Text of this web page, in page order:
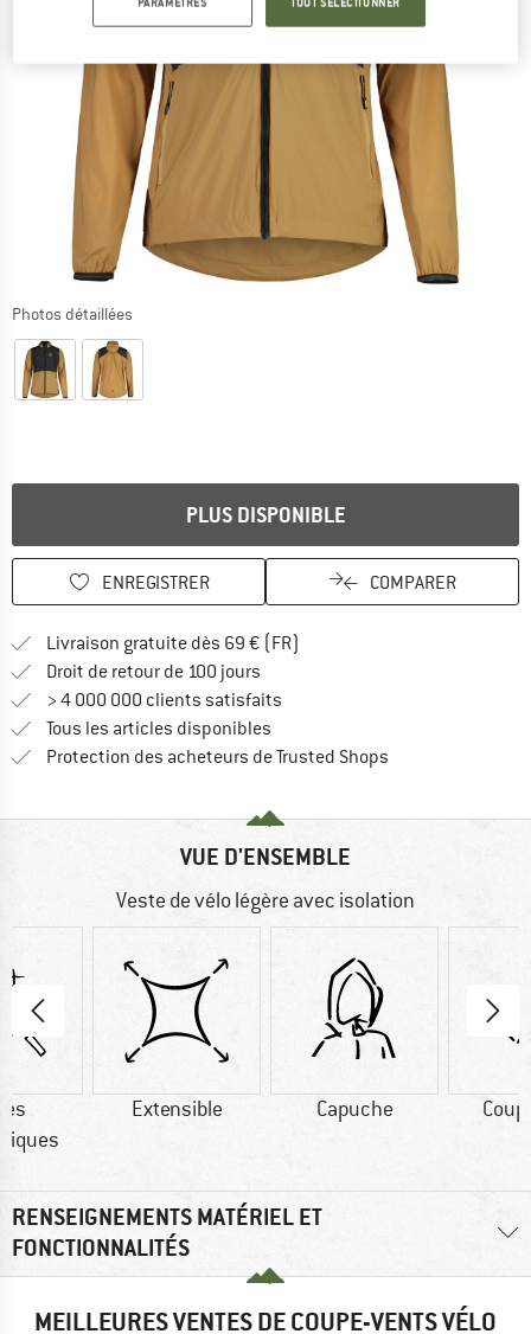
Photos détaillées
PLUS DISPONIBLE
ENREGISTRER COMPARER
Livraison gratuite dès 69 € (FR)
Droit de retour de 100 jours
> 4 000 000 clients satisfaits
Tous les articles disponibles
Protection des acheteurs de Trusted Shops
VUE D'ENSEMBLE
Veste de vélo légère avec isolation
Extensible Capuche
RENSEIGNEMENTS MATÉRIEL ET
FONCTIONNALITÉS
MEILLEURES VENTES DE COUPE-VENTS VÉLO